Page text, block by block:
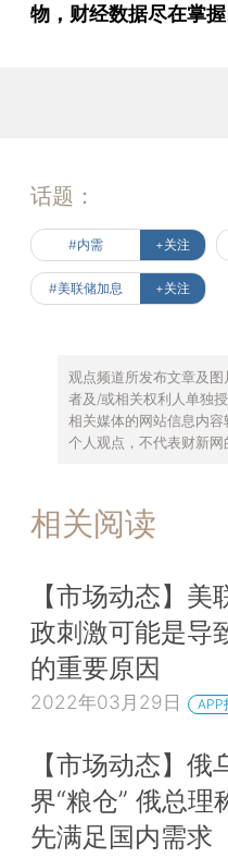
物，财经数据尽在掌握
话题：
#内需 +关注
#美联储加息 +关注
观点频道所发布文章及
者及/或相关权利人单独
相关媒体的网站信息内
个人观点，不代表财新网
相关阅读
【市场动态】
政刺激可能是导
的重要原因
2022年03月29日 APP
【市场动态】
界“粮仓” 俄总
先满足国内需求